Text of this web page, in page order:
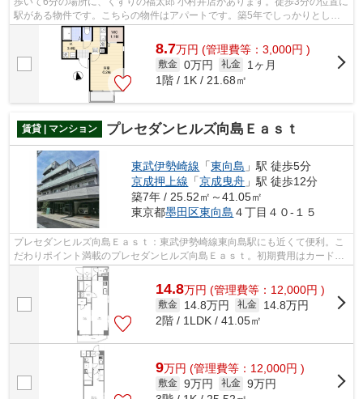
駅がある物件です。こちらの物件はアパートです。築5年でしっかりとした
作りが特徴の物件です。数ある不動産...
8.7万円 (管理費等：3,000円 )
敷金 0万円 礼金
1ヶ月
1階 / 1K / 21.68㎡
賃貸 | マンション プレセダンヒルズ向島Ｅａｓｔ
東武伊勢崎線 「東向島 」駅 徒歩5分
京成押上線 「京成曳舟 」駅 徒歩12分
築7年 / 25.52㎡～41.05㎡
東京都墨田区東向島 ４丁目４０-１５
プレセダンヒルズ向島Ｅａｓｔ：東武伊勢崎線東向島駅にも近くて便利。こ
だわりポイント満載のプレセダンヒルズ向島Ｅａｓｔ。初期費用はカードで
決済いただけます。こちらはエレベー...
14.8万円 (管理費等：12,000円 )
敷金 14.8万円 礼金
14.8万円
2階 / 1LDK / 41.05㎡
9万円 (管理費等：12,000円 )
敷金 9万円 礼金 9万円